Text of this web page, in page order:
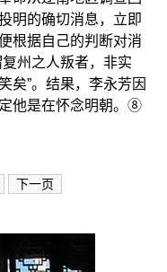
明的确切消息，立即
根据自己的判断对消
州之人叛者，非实
矣”。结果，李永芳因
他是在怀念明朝。⑧
下一页